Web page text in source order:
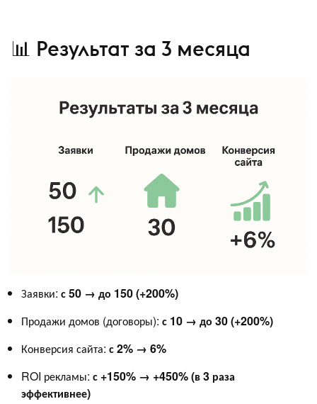
📊 Результат за 3 месяца
Заявки: с 50 → до 150 (+200%)
Продажи домов (договоры): с 10 → до 30 (+200%)
Конверсия сайта: с 2% → 6%
ROI рекламы: с +150% → +450% (в 3 раза
эффективнее)